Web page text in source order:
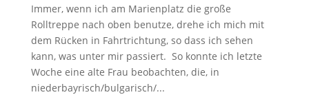
Immer, wenn ich am Marienplatz die große
Rolltreppe nach oben benutze, drehe ich mich mit
dem Rücken in Fahrtrichtung, so dass ich sehen
kann, was unter mir passiert. So konnte ich letzte
Woche eine alte Frau beobachten, die, in
niederbayrisch/bulgarisch/...